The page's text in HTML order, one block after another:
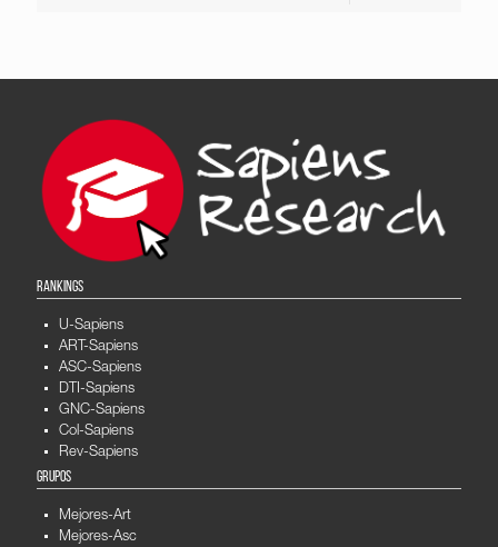
RANKINGS
U-Sapiens
ART-Sapiens
ASC-Sapiens
DTI-Sapiens
GNC-Sapiens
Col-Sapiens
Rev-Sapiens
GRUPOS
Mejores-Art
Mejores-Asc